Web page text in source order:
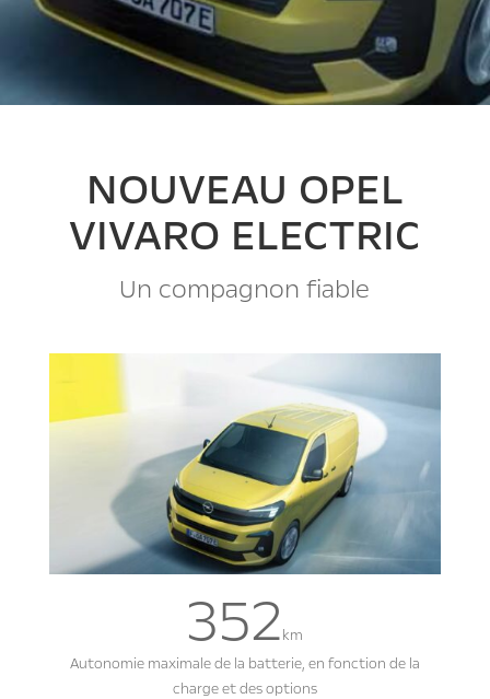
NOUVEAU OPEL
VIVARO ELECTRIC
Un compagnon fiable
352km
Autonomie maximale de la batterie, en fonction de la
charge et des options